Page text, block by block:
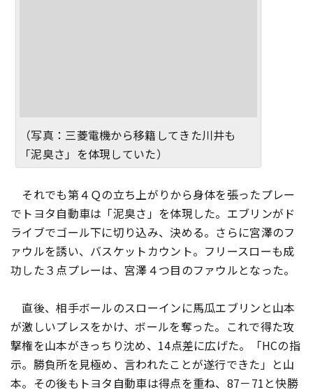
（写真：三菱電機から移籍してきた川井も
「泥臭さ」を体現していた）
それでも第４Ｑの立ち上がりから身体を張ったプレー
でトヨタ自動車は「泥臭さ」を体現した。エブリンがド
ライブでゴール下に切り込み、決める。さらに宮澤のフ
ァウルを誘い、バスケットカウント。フリースローも成
功した３点プレーは、宮澤４つ目のファウルとなった。
直後、相手ボールのスローインに馬瓜エブリンと山本
が激しいプレスをかけ、ボールを奪った。これで得た攻
撃権を山本がきっちり沈め、14点差に広げた。「HCの指
示。勝負所を見極め、言われたことが遂行できた」と山
本。その後もトヨタ自動車は得点を重ね、87－71と快勝